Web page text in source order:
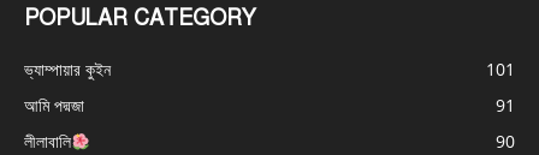
POPULAR CATEGORY
ভ্যাম্পায়ার কুইন
101
আমি পদ্মজা
91
লীলাবালি
90